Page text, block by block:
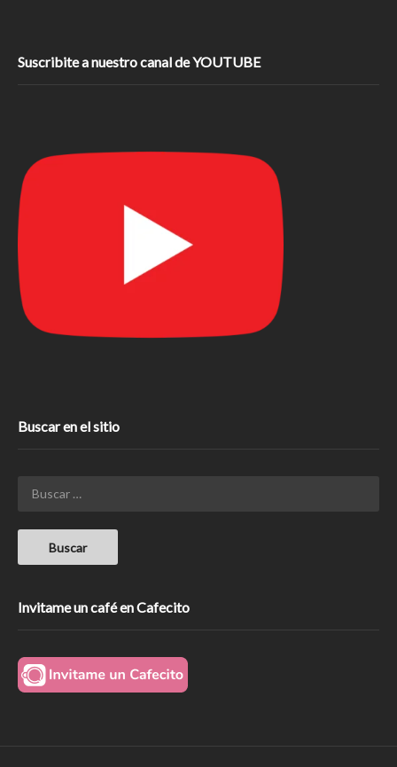
Suscribite a nuestro canal de YOUTUBE
Buscar en el sitio
Invitame un café en Cafecito